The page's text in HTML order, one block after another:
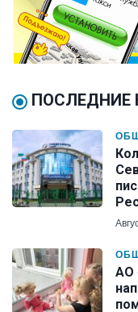
ПОСЛЕДНИЕ
АО